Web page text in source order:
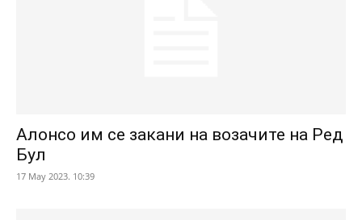
Алонсо им се закани на возачите на Ред
Бул
17 May 2023. 10:39